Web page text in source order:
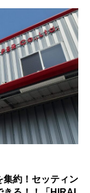
集約！セッティン